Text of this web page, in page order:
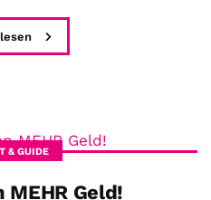
& GUIDE
Geld!